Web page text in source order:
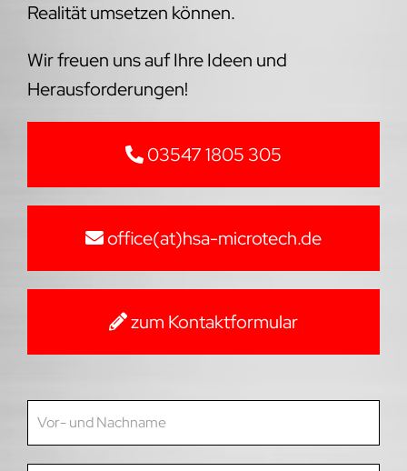
Realität umsetzen können.
Wir freuen uns auf Ihre Ideen und
Herausforderungen!
03547 1805 305
office(at)hsa-microtech.de
zum Kontaktformular